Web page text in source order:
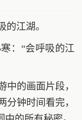
江湖。
：“会呼吸的江
的画面片段，
分钟时间看完，